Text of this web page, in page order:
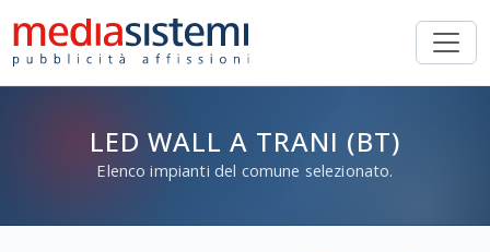
LED WALL A TRANI (BT)
Elenco impianti del comune selezionato.